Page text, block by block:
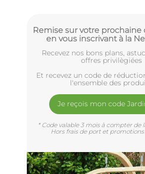
Remise sur votre
en vous inscrivant à la
Recevez nos bons plans,
offres privilègiées
Et recevez un code de
l'ensemble des
Je reçois mon code
* Code valable 3 mois à compter de
Hors frais de port et promotions